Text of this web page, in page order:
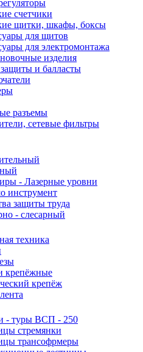
счетчики
щитки, шкафы, боксы
для щитов
для электромонтажа
изделия
и балласты
разъемы
сетевые фильтры
- Лазерные уровни
инструмент
защиты труда
- слесарный
техника
крепёжные
крепёж
- туры ВСП - 250
стремянки
трансофрмеры